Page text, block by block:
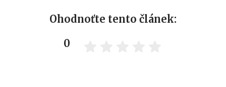
Ohodnoťte tento článek:
0